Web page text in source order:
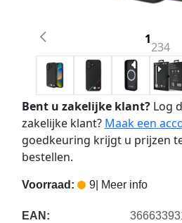
1
234
Bent u zakelijke klant?Log
zakelijke klant? Maak een
goedkeuring krijgt u prijzen
bestellen.
Voorraad: 9| Meer info
EAN: